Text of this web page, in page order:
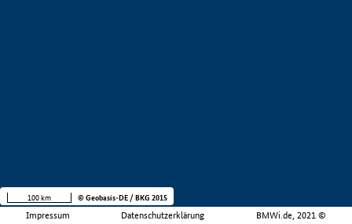
Impressum Datenschutzerklärung BMWi.de, 2021 ©
100 km © Geobasis-DE / BKG 2015